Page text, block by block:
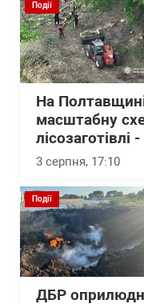
Події
На
масштабну
3 серпня, 17:10
Події
ДБР